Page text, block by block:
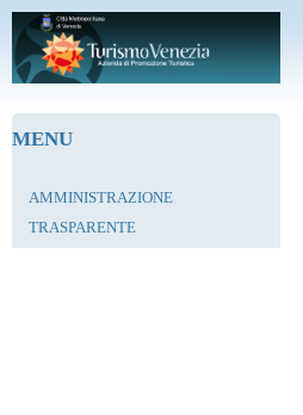
Salta al contenuto principale
MENU
AMMINISTRAZIONE
TRASPARENTE